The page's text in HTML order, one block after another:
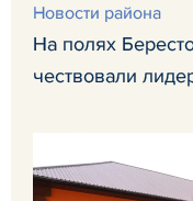
Новости района
На полях
чествовали